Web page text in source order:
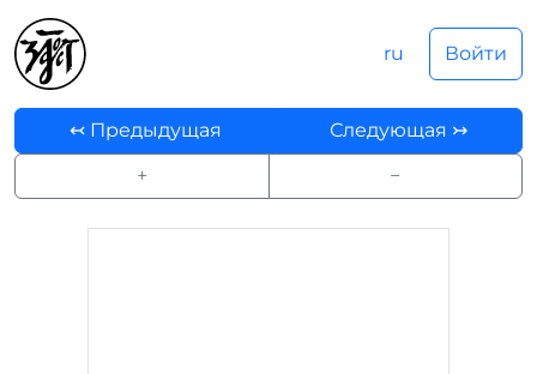
ru Войти
↢ Предыдущая
Следующая ↣
+
−